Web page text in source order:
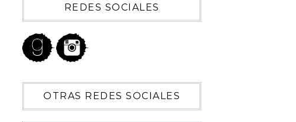
REDES SOCIALES
OTRAS REDES SOCIALES